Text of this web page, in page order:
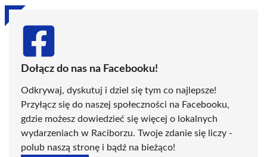
Dołącz do nas na Facebooku!
Odkrywaj, dyskutuj i dziel się tym co najlepsze!
Przyłącz się do naszej społeczności na Facebooku,
gdzie możesz dowiedzieć się więcej o lokalnych
wydarzeniach w Raciborzu. Twoje zdanie się liczy -
polub naszą stronę i bądź na bieżąco!